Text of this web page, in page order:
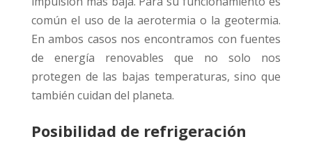
común el uso de la aerotermia o la geotermia.
En ambos casos nos encontramos con fuentes
de energía renovables que no solo nos
protegen de las bajas temperaturas, sino que
también cuidan del planeta.
Posibilidad de refrigeración